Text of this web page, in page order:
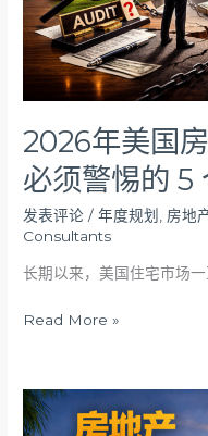
2026年美国
必须警惕的 5
发表评论 /年度规划 房地
Consultants
长期以来，美国住宅市场
全
款
买
必
须
警
惕
5
“隐
炸
Read More »
房
地